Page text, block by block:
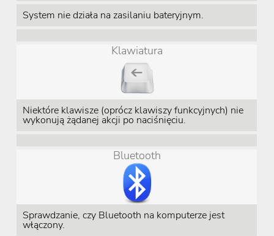
System nie działa na zasilaniu bateryjnym.
Klawiatura
Niektóre klawisze (oprócz klawiszy funkcyjnych) nie
wykonują żądanej akcji po naciśnięciu.
Bluetooth
Sprawdzanie, czy Bluetooth na komputerze jest
włączony.